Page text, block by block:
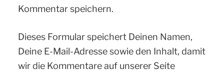
Kommentar speichern.
Dieses Formular speichert Deinen Namen,
Deine E-Mail-Adresse sowie den Inhalt, damit
wir die Kommentare auf unserer Seite